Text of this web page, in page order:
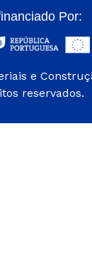
Por:
e
reservados.